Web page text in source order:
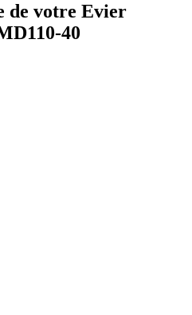
de votre Evier
40